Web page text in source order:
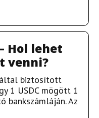
Hol lehet
venni?
által biztosított
1 USDC mögött 1
bankszámláján. Az